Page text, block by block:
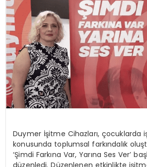
TEKNOLOJI
YAŞAM
Duymer İşitme Cihazları, çocuklarda
konusunda toplumsal farkındalık
‘Şimdi Farkına Var, Yarına Ses Ver’